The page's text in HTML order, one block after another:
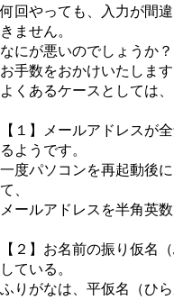
何回やっても、入力が間
きません。
なにが悪いのでしょうか
お手数をおかけいたします
よくあるケースとしては、
【１】メールアドレスが
るようです。
一度パソコンを再起動後
て、
メールアドレスを半角英
【２】お名前の振り仮名
している。
ふりがなは、平仮名（ひ